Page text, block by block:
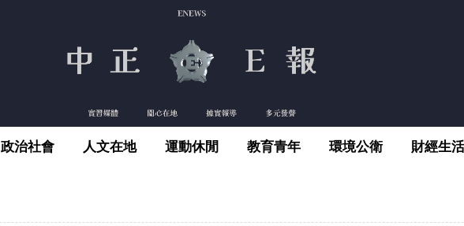
政治社會 人文在地 運動休閒 教育青年 環境公衛 財經生活